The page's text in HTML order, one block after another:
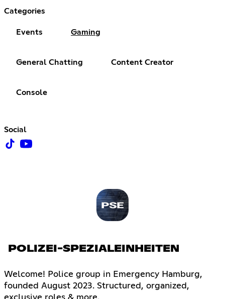
Categories
Events Gaming
General Chatting Content Creator
Console
Social
POLIZEI-SPEZIALEINHEITEN
Welcome! Police group in Emergency Hamburg,
founded August 2023. Structured, organized,